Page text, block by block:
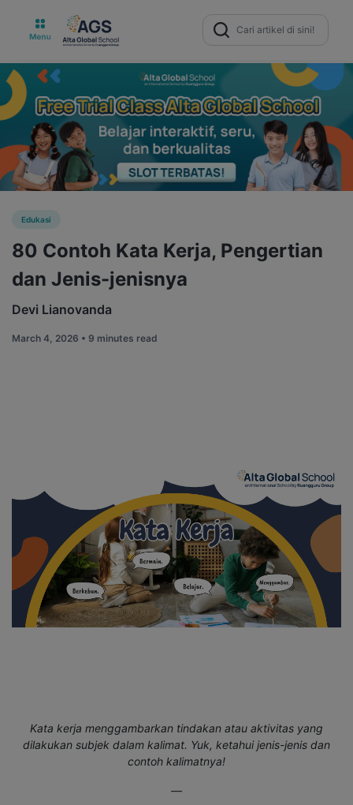
Search
for:
Edukasi
80 Contoh Kata Kerja, Pengertian
dan Jenis-jenisnya
Devi Lianovanda
March 4, 2026 • 9 minutes read
Kata kerja menggambarkan tindakan atau aktivitas yang
dilakukan subjek dalam kalimat. Yuk, ketahui jenis-jenis dan
contoh kalimatnya!
—